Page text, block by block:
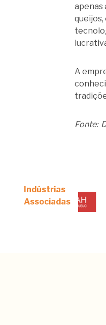
apenas
A
Fonte:
Indústrias
Associadas